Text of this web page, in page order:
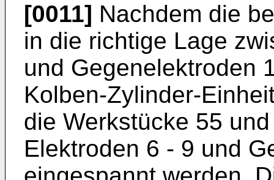
[0011] Nachdem die
in die richtige Lage
und Gegenelektroden
Kolben-Zylinder-
die Werkstücke 55
Elektroden 6 - 9 und